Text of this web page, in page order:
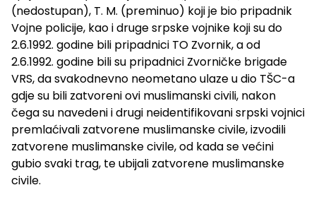
(nedostupan), T. M. (preminuo) koji je bio pripadnik
Vojne policije, kao i druge srpske vojnike koji su do
2.6.1992. godine bili pripadnici TO Zvornik, a od
2.6.1992. godine bili su pripadnici Zvorničke brigade
VRS, da svakodnevno neometano ulaze u dio TŠC-a
gdje su bili zatvoreni ovi muslimanski civili, nakon
čega su navedeni i drugi neidentifikovani srpski vojnici
premlaćivali zatvorene muslimanske civile, izvodili
zatvorene muslimanske civile, od kada se većini
gubio svaki trag, te ubijali zatvorene muslimanske
civile.